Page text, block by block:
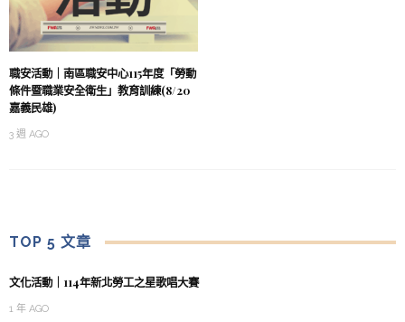
職安活動｜南區職安中心115年度「勞動
條件暨職業安全衛生」教育訓練(8/20
嘉義民雄)
3 週 AGO
TOP 5 文章
文化活動｜114年新北勞工之星歌唱大賽
1 年 AGO